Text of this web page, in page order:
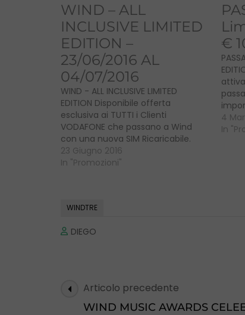
WIND – ALL
INCLUSIVE LIMITED
EDITION –
23/06/2016 AL
04/07/2016
WIND - ALL INCLUSIVE LIMITED
EDITION Disponibile offerta
esclusiva ai TUTTI i Clienti
VODAFONE che passano a Wind
con una nuova SIM Ricaricabile.
Prevede 500 minuti VERI verso tutti,
500 SMS , 2 GIGA a SOLI 8€ ogni 4
23 Giugno 2016
In "Promozioni"
€
del
4
In
WINDTRE
DIEGO
Navigazione
articoli
Articolo precedente
WIND MUSIC AWARDS